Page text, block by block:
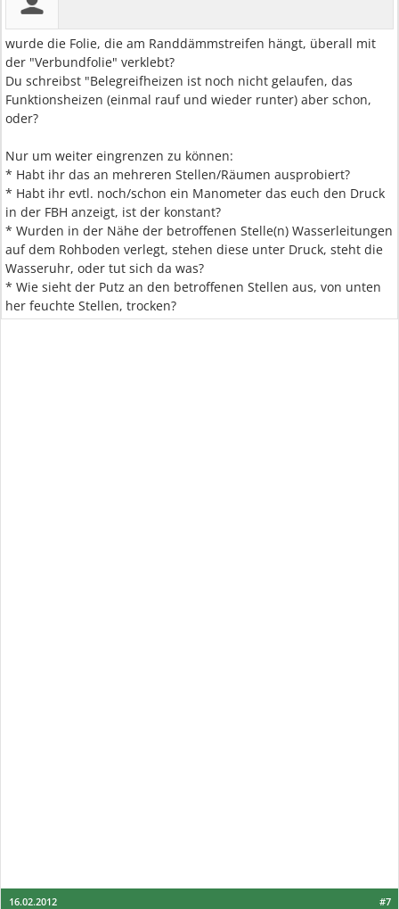
wurde die Folie, die am Randdämmstreifen hängt, überall mit
der "Verbundfolie" verklebt?
Du schreibst "Belegreifheizen ist noch nicht gelaufen, das
Funktionsheizen (einmal rauf und wieder runter) aber schon,
oder?
Nur um weiter eingrenzen zu können:
* Habt ihr das an mehreren Stellen/Räumen ausprobiert?
* Habt ihr evtl. noch/schon ein Manometer das euch den Druck
in der FBH anzeigt, ist der konstant?
* Wurden in der Nähe der betroffenen Stelle(n) Wasserleitungen
auf dem Rohboden verlegt, stehen diese unter Druck, steht die
Wasseruhr, oder tut sich da was?
* Wie sieht der Putz an den betroffenen Stellen aus, von unten
her feuchte Stellen, trocken?
#7
16.02.2012